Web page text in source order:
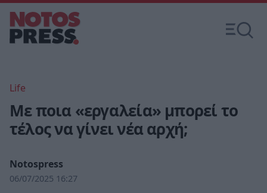
Life
Με ποια «εργαλεία» μπορεί το
τέλος να γίνει νέα αρχή;
Notospress
06/07/2025 16:27